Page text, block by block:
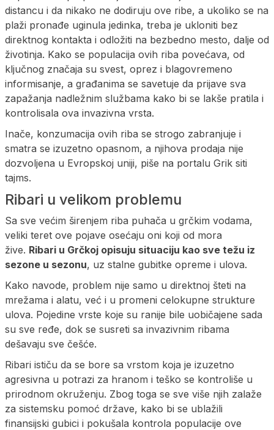
distancu i da nikako ne dodiruju ove ribe, a ukoliko se na
plaži pronađe uginula jedinka, treba je ukloniti bez
direktnog kontakta i odložiti na bezbedno mesto, dalje od
životinja. Kako se populacija ovih riba povećava, od
ključnog značaja su svest, oprez i blagovremeno
informisanje, a građanima se savetuje da prijave sva
zapažanja nadležnim službama kako bi se lakše pratila i
kontrolisala ova invazivna vrsta.
Inače, konzumacija ovih riba se strogo zabranjuje i
smatra se izuzetno opasnom, a njihova prodaja nije
dozvoljena u Evropskoj uniji, piše na portalu Grik siti
tajms.
Ribari u velikom problemu
Sa sve većim širenjem riba puhača u grčkim vodama,
veliki teret ove pojave osećaju oni koji od mora
žive. Ribari u Grčkoj opisuju situaciju kao sve težu iz
sezone u sezonu, uz stalne gubitke opreme i ulova.
Kako navode, problem nije samo u direktnoj šteti na
mrežama i alatu, već i u promeni celokupne strukture
ulova. Pojedine vrste koje su ranije bile uobičajene sada
su sve ređe, dok se susreti sa invazivnim ribama
dešavaju sve češće.
Ribari ističu da se bore sa vrstom koja je izuzetno
agresivna u potrazi za hranom i teško se kontroliše u
prirodnom okruženju. Zbog toga se sve više njih zalaže
za sistemsku pomoć države, kako bi se ublažili
finansijski gubici i pokušala kontrola populacije ove